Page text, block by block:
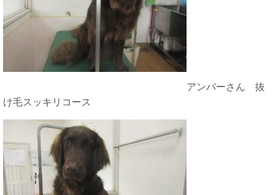
アンバーさん 抜
け毛スッキリコース